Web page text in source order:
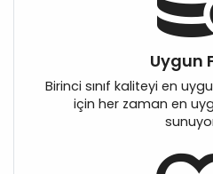
Uygun
Birinci sınıf kaliteyi en
için her zaman en